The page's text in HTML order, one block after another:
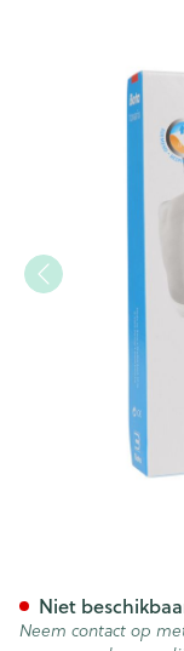
Niet
Neem contact op